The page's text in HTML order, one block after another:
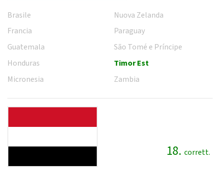
Brasile
Francia
Guatemala
Honduras
Micronesia
Nuova Zelanda
Paraguay
São Tomé e Príncipe
Timor Est
Zambia
18. corrett.